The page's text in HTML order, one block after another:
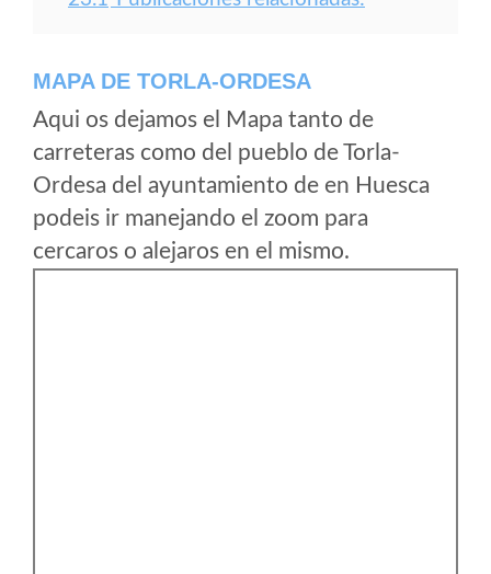
MAPA DE TORLA-ORDESA
Aqui os dejamos el Mapa tanto de
carreteras como del pueblo de Torla-
Ordesa del ayuntamiento de en Huesca
podeis ir manejando el zoom para
cercaros o alejaros en el mismo.